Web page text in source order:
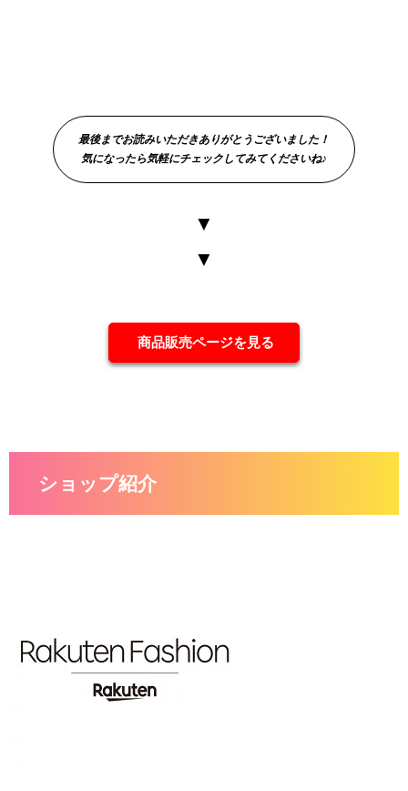
最後までお読みいただきありがとうございました！
気になったら気軽にチェックしてみてくださいね♪
▼
▼
商品販売ページを見る
ショップ紹介